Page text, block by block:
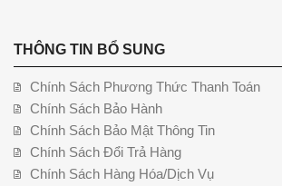
THÔNG TIN BỔ SUNG
Chính Sách Phương Thức Thanh Toán
Chính Sách Bảo Hành
Chính Sách Bảo Mật Thông Tin
Chính Sách Đổi Trả Hàng
Chính Sách Hàng Hóa/Dịch Vụ